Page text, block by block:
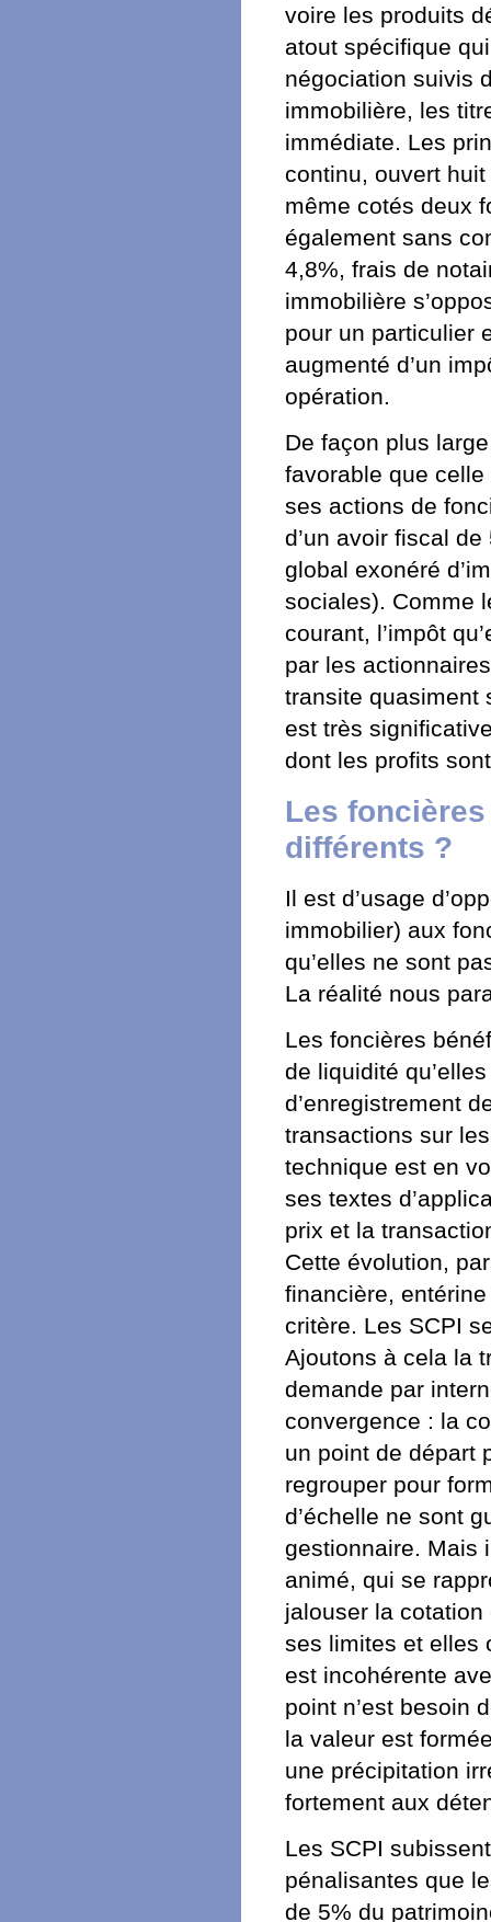
voire les produits
atout spécifique
négociation suivis
immobilière, les
immédiate. Les
continu, ouvert
même cotés deux
également sans
4,8%, frais de
immobilière
pour un particulier
augmenté d’un
opération.
De façon plus
favorable que
ses actions de
d’un avoir fiscal
global exonéré
sociales). Comme
courant, l’impôt
par les
transite quasiment
est très
dont les profits
Les
différents ?
Il est d’usage
immobilier) aux
qu’elles ne sont
La réalité nous
Les foncières
de liquidité
d’enregistrement
transactions sur
technique est en
ses textes
prix et la
Cette évolution,
financière,
critère. Les SCPI
Ajoutons à cela la
demande par
convergence : la
un point de départ
regrouper pour
d’échelle ne sont
gestionnaire. Mais
animé, qui se
jalouser la
ses limites et elles
est incohérente
point n’est besoin
la valeur est
une précipitation
fortement aux
Les SCPI
pénalisantes que
de 5% du